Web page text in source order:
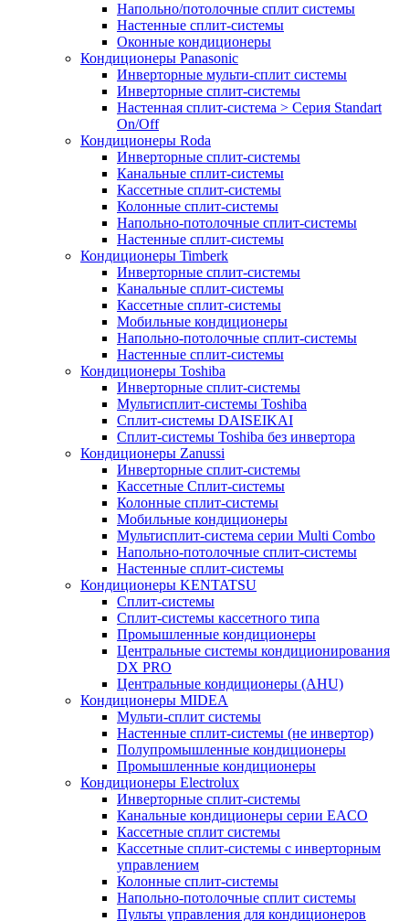
Напольно/потолочные сплит системы
Настенные сплит-системы
Оконные кондиционеры
Кондиционеры Panasonic
Инверторные мульти-сплит системы
Инверторные сплит-системы
Настенная сплит-система > Серия Standart
On/Off
Кондиционеры Roda
Инверторные сплит-системы
Канальные сплит-системы
Кассетные сплит-системы
Колонные сплит-системы
Напольно-потолочные сплит-системы
Настенные сплит-системы
Кондиционеры Timberk
Инверторные сплит-системы
Канальные сплит-системы
Кассетные сплит-системы
Мобильные кондиционеры
Напольно-потолочные сплит-системы
Настенные сплит-системы
Кондиционеры Toshiba
Инверторные сплит-системы
Мультисплит-системы Toshiba
Сплит-системы DAISEIKAI
Сплит-системы Toshiba без инвертора
Кондиционеры Zanussi
Инверторные сплит-системы
Кассетные Сплит-системы
Колонные сплит-системы
Мобильные кондиционеры
Мультисплит-система серии Multi Combo
Напольно-потолочные сплит-системы
Настенные сплит-системы
Кондиционеры KENTATSU
Сплит-системы
Сплит-системы кассетного типа
Промышленные кондиционеры
Центральные системы кондиционирования
DX PRO
Центральные кондиционеры (AHU)
Кондиционеры MIDEA
Мульти-сплит системы
Настенные сплит-системы (не инвертор)
Полупромышленные кондиционеры
Промышленные кондиционеры
Кондиционеры Electrolux
Инверторные сплит-системы
Канальные кондиционеры серии EACO
Кассетные сплит системы
Кассетные сплит-системы с инверторным
управлением
Колонные сплит-системы
Напольно-потолочные сплит системы
Пульты управления для кондиционеров